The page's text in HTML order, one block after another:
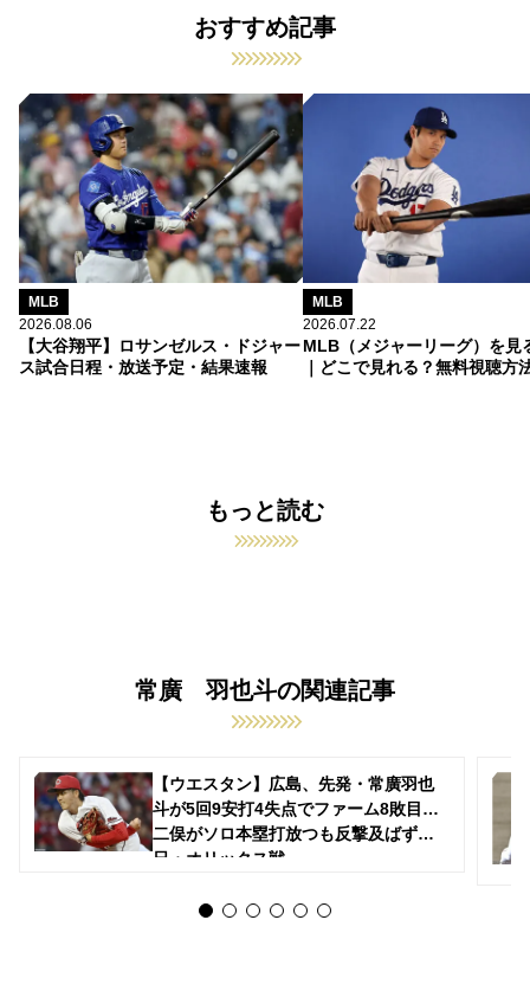
おすすめ記事
MLB
2026.08.06
【大谷翔平】ロサンゼルス・ドジャー
ス試合日程・放送予定・結果速報
MLB
2026.07.22
MLB（メジャーリーグ）を見
｜どこで見れる？無料視聴方
もっと読む
常廣 羽也斗の関連記事
【ウエスタン】広島、先発・常廣羽也
斗が5回9安打4失点でファーム8敗目…
二俣がソロ本塁打放つも反撃及ばず…4
日・オリックス戦